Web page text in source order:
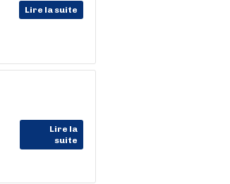
Lire la suite
Lire la
suite